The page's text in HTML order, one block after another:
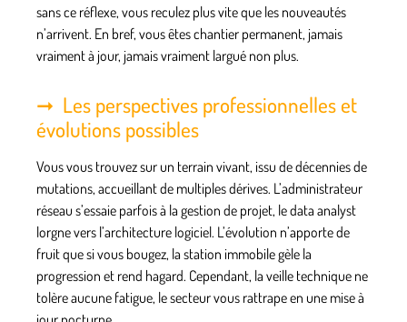
sans ce réflexe, vous reculez plus vite que les nouveautés
n’arrivent. En bref, vous êtes chantier permanent, jamais
vraiment à jour, jamais vraiment largué non plus.
Les perspectives professionnelles et
évolutions possibles
Vous vous trouvez sur un terrain vivant, issu de décennies de
mutations, accueillant de multiples dérives. L’administrateur
réseau s’essaie parfois à la gestion de projet, le data analyst
lorgne vers l’architecture logiciel. L’évolution n’apporte de
fruit que si vous bougez, la station immobile gèle la
progression et rend hagard. Cependant, la veille technique ne
tolère aucune fatigue, le secteur vous rattrape en une mise à